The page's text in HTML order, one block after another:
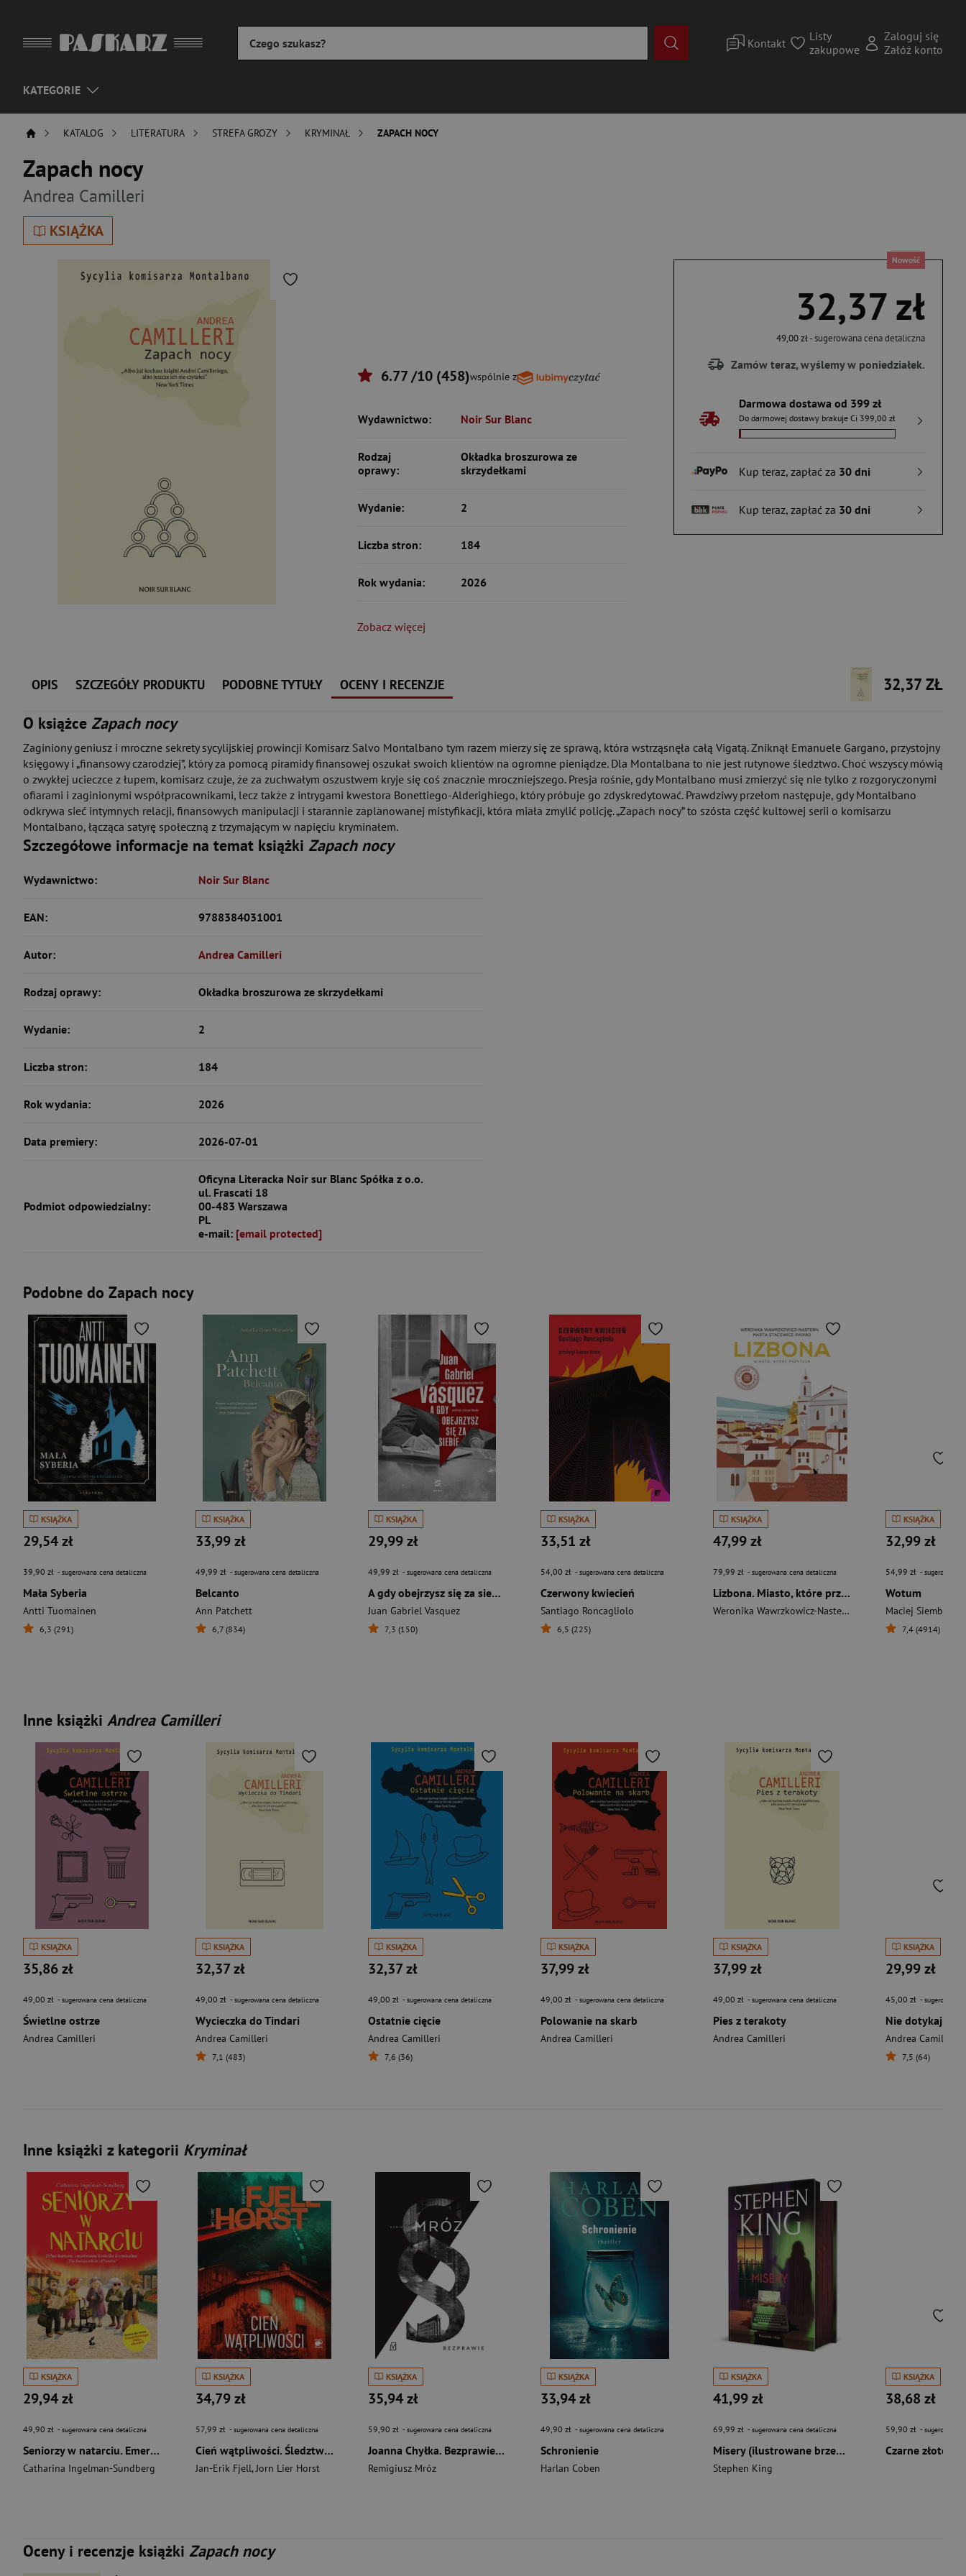
Kontakt
Listy
zakupowe
Zaloguj się
Załóż konto
KATEGORIE
KATALOG LITERATURA STREFA GROZY KRYMINAŁ ZAPACH NOCY
Zapach nocy
Andrea Camilleri
KSIĄŻKA
Nowość
32,37 zł
49,00 zł- sugerowana cena detaliczna
Zamów teraz, wyślemy w poniedziałek.
Darmowa dostawa od 399 zł
Do darmowej dostawy brakuje Ci 399,00 zł
Kup teraz, zapłać za 30 dni
Kup teraz, zapłać za 30 dni
6.77 /10 (458)wspólnie z
Wydawnictwo: Noir Sur Blanc
Rodzaj
oprawy:
Okładka broszurowa ze
skrzydełkami
Wydanie: 2
Liczba stron: 184
Rok wydania: 2026
Zobacz więcej
OPIS SZCZEGÓŁY PRODUKTU PODOBNE TYTUŁY OCENY I RECENZJE
32,37 ZŁ
O książce Zapach nocy
Zaginiony geniusz i mroczne sekrety sycylijskiej prowincji Komisarz Salvo Montalbano tym razem mierzy się ze sprawą, która wstrząsnęła całą Vigatą. Zniknął Emanuele Gargano, przystojny
księgowy i „finansowy czarodziej”, który za pomocą piramidy finansowej oszukał swoich klientów na ogromne pieniądze. Dla Montalbana to nie jest rutynowe śledztwo. Choć wszyscy mówią
o zwykłej ucieczce z łupem, komisarz czuje, że za zuchwałym oszustwem kryje się coś znacznie mroczniejszego. Presja rośnie, gdy Montalbano musi zmierzyć się nie tylko z rozgoryczonymi
ofiarami i zaginionymi współpracownikami, lecz także z intrygami kwestora Bonettiego-Alderighiego, który próbuje go zdyskredytować. Prawdziwy przełom następuje, gdy Montalbano
odkrywa sieć intymnych relacji, finansowych manipulacji i starannie zaplanowanej mistyfikacji, która miała zmylić policję. „Zapach nocy” to szósta część kultowej serii o komisarzu
Montalbano, łącząca satyrę społeczną z trzymającym w napięciu kryminałem.
Szczegółowe informacje na temat książki Zapach nocy
Wydawnictwo: Noir Sur Blanc
EAN: 9788384031001
Autor: Andrea Camilleri
Rodzaj oprawy: Okładka broszurowa ze skrzydełkami
Wydanie: 2
Liczba stron: 184
Rok wydania: 2026
Data premiery: 2026-07-01
Podmiot odpowiedzialny:
Oficyna Literacka Noir sur Blanc Spółka z o.o.
ul. Frascati 18
00-483 Warszawa
PL
e-mail: [email protected]
Podobne do Zapach nocy
KSIĄŻKA
29,54 zł
39,90 zł - sugerowana cena detaliczna
Mała Syberia
Antti Tuomainen
6,3 (291)
KSIĄŻKA
33,99 zł
49,99 zł - sugerowana cena detaliczna
Belcanto
Ann Patchett
6,7 (834)
KSIĄŻKA
29,99 zł
49,99 zł - sugerowana cena detaliczna
A gdy obejrzysz się za siebie
Juan Gabriel Vasquez
7,3 (150)
KSIĄŻKA
33,51 zł
54,00 zł - sugerowana cena detaliczna
Czerwony kwiecień
Santiago Roncagliolo
6,5 (225)
KSIĄŻKA
47,99 zł
79,99 zł - sugerowana cena detaliczna
Lizbona. Miasto, które przytula
Weronika Wawrzkowicz-Nasternak
KSIĄŻKA
32,99 zł
54,99 zł - sugerowana
Wotum
Maciej Siembieda
7,4 (4914)
Inne książki Andrea Camilleri
KSIĄŻKA
35,86 zł
49,00 zł - sugerowana cena detaliczna
Świetlne ostrze
Andrea Camilleri
KSIĄŻKA
32,37 zł
49,00 zł - sugerowana cena detaliczna
Wycieczka do Tindari
Andrea Camilleri
7,1 (483)
KSIĄŻKA
32,37 zł
49,00 zł - sugerowana cena detaliczna
Ostatnie cięcie
Andrea Camilleri
7,6 (36)
KSIĄŻKA
37,99 zł
49,00 zł - sugerowana cena detaliczna
Polowanie na skarb
Andrea Camilleri
KSIĄŻKA
37,99 zł
49,00 zł - sugerowana cena detaliczna
Pies z terakoty
Andrea Camilleri
KSIĄŻKA
29,99 zł
45,00 zł - sugerowana
Nie dotykaj
Andrea Camilleri
7,5 (64)
Inne książki z kategorii Kryminał
KSIĄŻKA
29,94 zł
49,90 zł - sugerowana cena detaliczna
Seniorzy w natarciu. Emerycka szajka. Tom 1 wyd. 2026
Catharina Ingelman-Sundberg
KSIĄŻKA
34,79 zł
57,99 zł - sugerowana cena detaliczna
Cień wątpliwości. Śledztwa Markusa Hegera. Tom 2
Jan-Erik Fjell,Jorn Lier Horst
KSIĄŻKA
35,94 zł
59,90 zł - sugerowana cena detaliczna
Joanna Chyłka. Bezprawie. Wydanie specjalne
Remigiusz Mróz
KSIĄŻKA
33,94 zł
49,90 zł - sugerowana cena detaliczna
Schronienie
Harlan Coben
KSIĄŻKA
41,99 zł
69,99 zł - sugerowana cena detaliczna
Misery (ilustrowane brzegi) wyd. 2026
Stephen King
KSIĄŻKA
38,68 zł
59,90 zł - sugerowana
Czarne złoto
Oceny i recenzje książki Zapach nocy